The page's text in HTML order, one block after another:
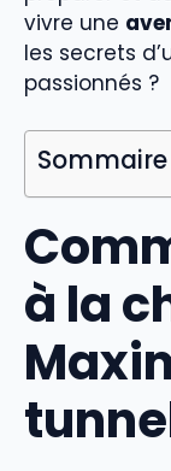
vivre une
les secrets
passionnés ?
Sommaire
à la